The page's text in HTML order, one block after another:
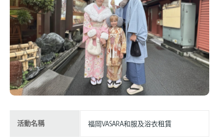
活動名稱 福岡VASARA和服及浴衣租賃